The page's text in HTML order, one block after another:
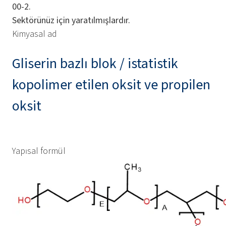
00-2.
Sektörünüz için yaratılmışlardır.
Kimyasal ad
Gliserin bazlı blok / istatistik
kopolimer etilen oksit ve propilen
oksit
Yapısal formül